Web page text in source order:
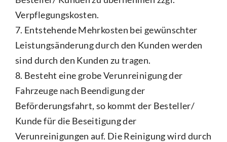
Verpflegungskosten.
7. Entstehende Mehrkosten bei gewünschter
Leistungsänderung durch den Kunden werden
sind durch den Kunden zu tragen.
8. Besteht eine grobe Verunreinigung der
Fahrzeuge nach Beendigung der
Beförderungsfahrt, so kommt der Besteller/
Kunde für die Beseitigung der
Verunreinigungen auf. Die Reinigung wird durch